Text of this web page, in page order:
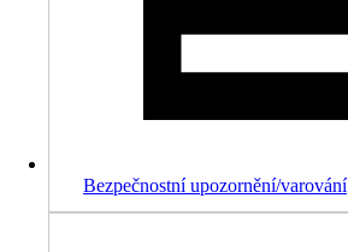
Bezpečnostní upozornění/varování